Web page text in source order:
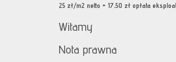
25 zł/m2 netto + 17,50 zł opłata
Witamy
Nota prawna